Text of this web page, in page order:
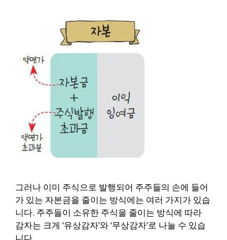
그러나 이미 주식으로 발행되어 주주들의 손에 들어
가 있는 자본금을 줄이는 방식에는 여러 가지가 있습
니다. 주주들이 소유한 주식을 줄이는 방식에 따라
감자는 크게 ‘유상감자’와 ‘무상감자’로 나눌 수 있습
니다.